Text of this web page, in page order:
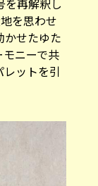
を再解釈し
を思わせ
かせたゆた
ニーで共
ットを引